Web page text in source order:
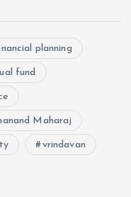
planning
fund
Maharaj
vrindavan